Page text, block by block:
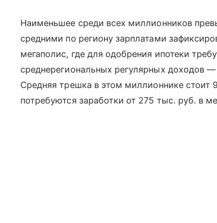
Наименьшее среди всех миллионников
средними по региону зарплатами
мегаполис, где для одобрения ипотеки
среднерегиональных регулярных доходов
Средняя трешка в этом миллионнике стоит
потребуются заработки от 275 тыс. руб. в